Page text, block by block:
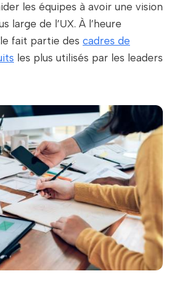
les équipes à avoir une vision
large de l’UX. À l’heure
fait partie des cadres de
les plus utilisés par les leaders